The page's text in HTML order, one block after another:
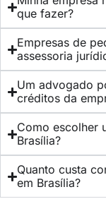
que fazer?
Empresas de
assessoria
Um advogado
créditos da
Como escolher
Brasília?
Quanto custa
em Brasília?